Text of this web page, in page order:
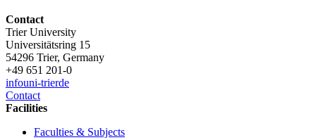
Contact
Trier University
Universitätsring 15
54296 Trier, Germany
+49 651 201-0
infouni-trierde
Contact
Facilities
Faculties & Subjects